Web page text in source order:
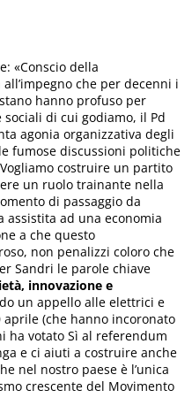
«Conscio della
che per decenni i
hanno profuso per
di cui godiamo, il Pd
agonia organizzativa degli
fumose discussioni politiche
costruire un partito
un ruolo trainante nella
di passaggio da
assistita ad una economia
a che questo
non penalizzi coloro che
Sandri le parole chiave
innovazione e
un appello alle elettrici e
(che hanno incoronato
ha votato Sì al referendum
e ci aiuti a costruire anche
nel nostro paese è l’unica
crescente del Movimento